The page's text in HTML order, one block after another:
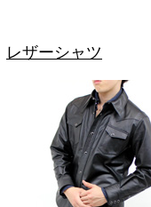
レザーシャツ